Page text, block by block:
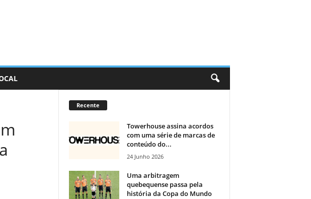
Recente
Towerhouse assina acordos
com uma série de marcas de
conteúdo do...
24 Junho 2026
Uma arbitragem
quebequense passa pela
história da Copa do Mundo